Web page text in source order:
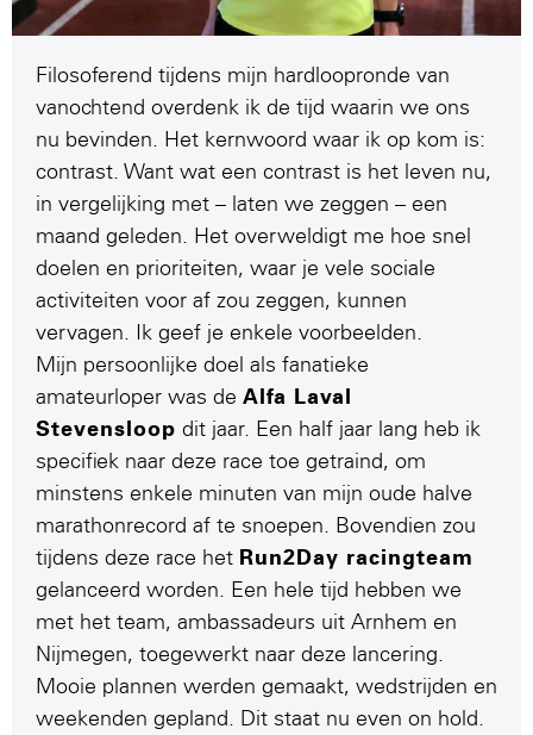
Filosoferend tijdens mijn hardloopronde van
vanochtend overdenk ik de tijd waarin we ons
nu bevinden. Het kernwoord waar ik op kom is:
contrast. Want wat een contrast is het leven nu,
in vergelijking met – laten we zeggen – een
maand geleden. Het overweldigt me hoe snel
doelen en prioriteiten, waar je vele sociale
activiteiten voor af zou zeggen, kunnen
vervagen. Ik geef je enkele voorbeelden.
Mijn persoonlijke doel als fanatieke
amateurloper was de Alfa Laval
Stevensloop dit jaar. Een half jaar lang heb ik
specifiek naar deze race toe getraind, om
minstens enkele minuten van mijn oude halve
marathonrecord af te snoepen. Bovendien zou
tijdens deze race het Run2Day racingteam
gelanceerd worden. Een hele tijd hebben we
met het team, ambassadeurs uit Arnhem en
Nijmegen, toegewerkt naar deze lancering.
Mooie plannen werden gemaakt, wedstrijden en
weekenden gepland. Dit staat nu even on hold.